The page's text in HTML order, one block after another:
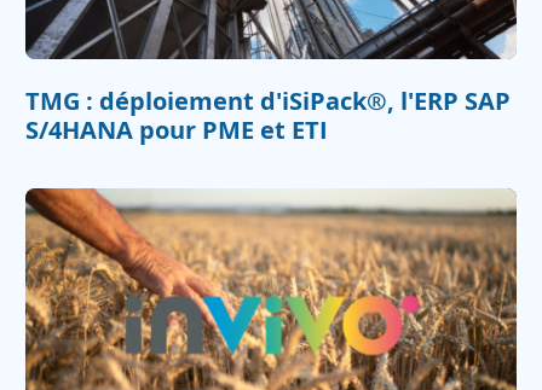
TMG : déploiement d'iSiPack®, l'ERP SAP
S/4HANA pour PME et ETI